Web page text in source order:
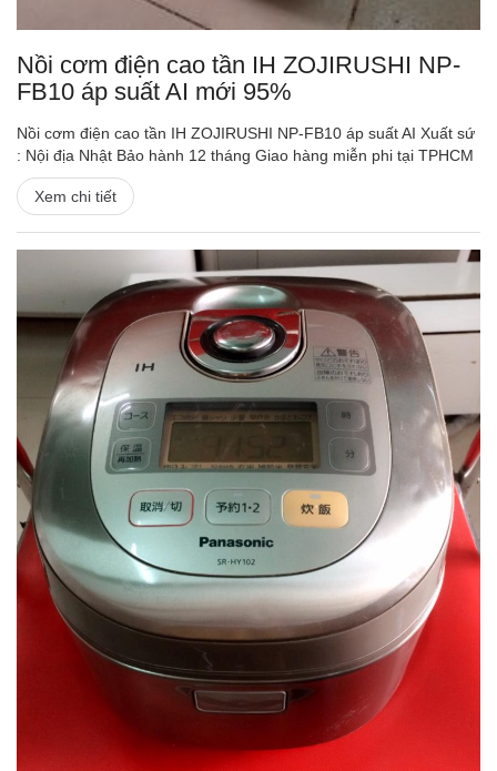
Nồi cơm điện cao tần IH ZOJIRUSHI NP-
FB10 áp suất AI mới 95%
Nồi cơm điện cao tần IH ZOJIRUSHI NP-FB10 áp suất AI Xuất sứ
: Nội địa Nhật Bảo hành 12 tháng Giao hàng miễn phi tại TPHCM
Xem chi tiết